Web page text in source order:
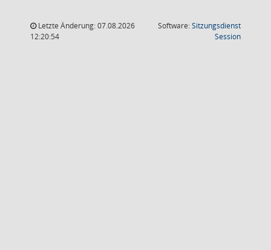
Letzte Änderung: 07.08.2026
12:20:54
Software:Sitzungsdienst
Session(Wird in